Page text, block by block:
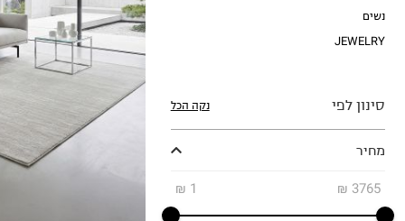
נשים
JEWELRY
סינון לפי נקה הכל
מחיר
1
₪ 3765
₪